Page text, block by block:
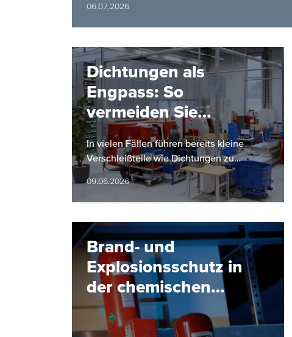
06.07.2026
Dichtungen als
Engpass: So
vermeiden Sie
Anlagenstillstände
In vielen Fällen führen bereits kleine
Verschleißteile wie Dichtungen zu
ungeplanten Anlagestillständen. Dies
kann erhebliche Auswirkungen auf die…
09.06.2026
Brand- und
Explosionsschutz in
der chemischen
Industrie: Ein
Überblick